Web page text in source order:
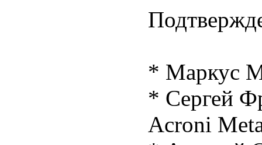
* Маркус
* Сергей
Acroni